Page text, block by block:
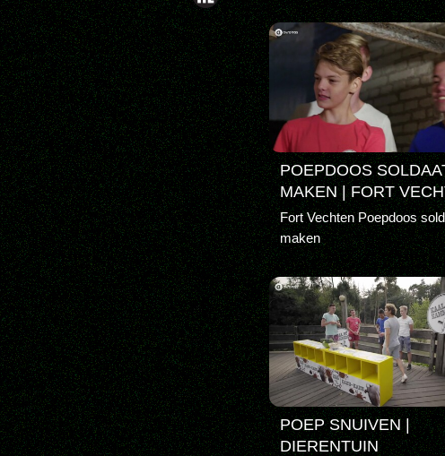
POEPDOOS
MAKEN | FORT
Fort Vechten Poepdoos
maken
POEP SNUIVEN |
DIERENTUIN